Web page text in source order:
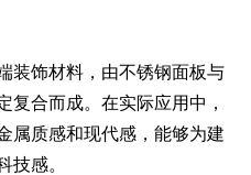
装饰材料，由不锈钢面板与
复合而成。在实际应用中，
属质感和现代感，能够为建
技感。